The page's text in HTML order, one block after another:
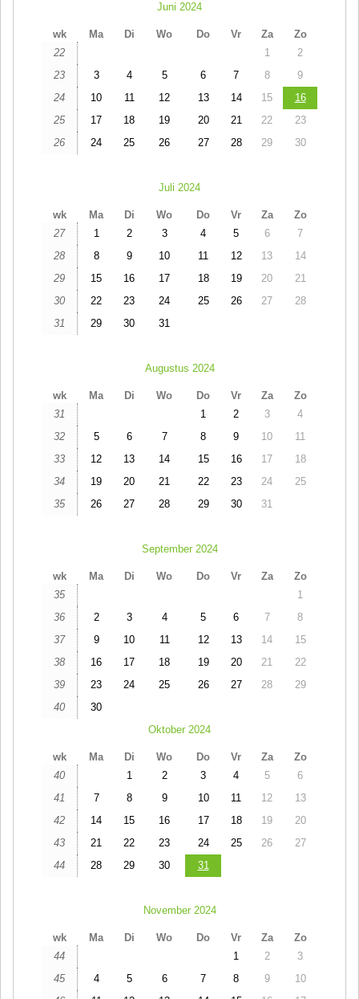
Juni 2024
wk Ma Di Wo Do Vr Za
Zo
22
1
2
23
3 4 5 6 7 8
9
24
10 11 12 13 14 15
16
25
17 18 19 20 21 22
23
26
24 25 26 27 28 29 30
Juli 2024
wk Ma Di Wo Do Vr Za
Zo
27
1 2 3 4 5 6
7
28
8 9 10 11 12 13
14
29
15 16 17 18 19 20
21
30
22 23 24 25 26 27
28
31
29 30 31
Augustus 2024
wk Ma Di Wo Do Vr Za
Zo
31
1 2 3
4
32
5 6 7 8 9 10
11
33
12 13 14 15 16 17
18
34
19 20 21 22 23 24
25
35
26 27 28 29 30 31
September 2024
wk Ma Di Wo Do Vr Za
Zo
35
1
36
2 3 4 5 6 7
8
37
9 10 11 12 13 14
15
38
16 17 18 19 20 21
22
39
23 24 25 26 27 28
29
40
30
Oktober 2024
wk Ma Di Wo Do Vr Za
Zo
40
1 2 3 4 5
6
41
7 8 9 10 11 12
13
42
14 15 16 17 18 19
20
43
21 22 23 24 25 26
27
44
28 29 30 31
November 2024
wk Ma Di Wo Do Vr Za
Zo
44
1 2
3
45
4 5 6 7 8 9
10